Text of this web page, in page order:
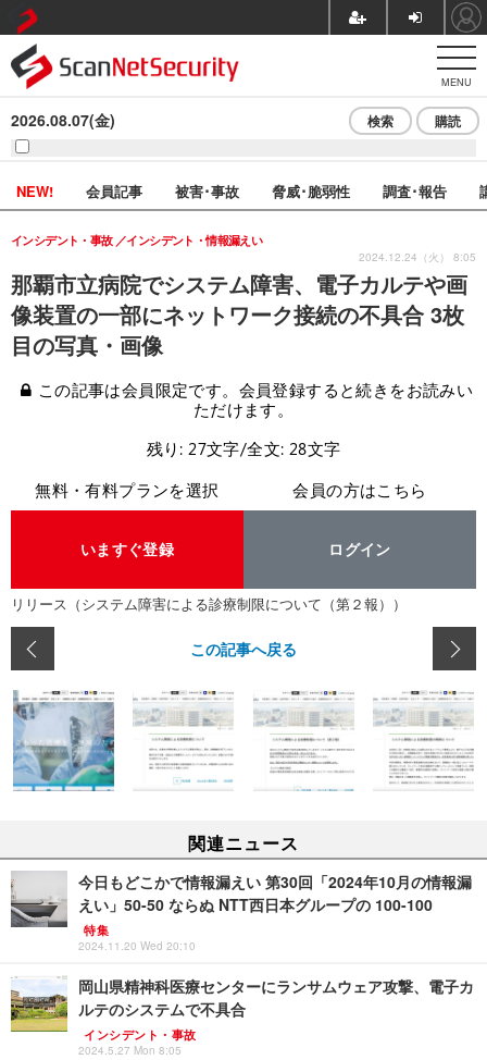
MENU
2026.08.07(金) 検索 購読
NEW! 会員記事 被害･事故 脅威･脆弱性 調査･報告
那覇市立病院でシステム障害、電子カルテや画
像装置の一部にネットワーク接続の不具合 3枚
目の写真・画像
インシデント・事故 インシデント・情報漏えい
2024.12.24（火） 8:05
この記事は会員限定です。会員登録すると続きをお読みい
ただけます。
残り: 27文字/全文: 28文字
無料・有料プランを選択
いますぐ登録
会員の方はこちら
ログイン
リリース（システム障害による診療制限について（第２報））
この記事へ戻る
関連ニュース
今日もどこかで情報漏えい 第30回「2024年10月の情報漏
えい」50-50 ならぬ NTT西日本グループの 100-100
特集
2024.11.20 Wed 20:10
岡山県精神科医療センターにランサムウェア攻撃、電子カ
ルテのシステムで不具合
インシデント・事故
2024.5.27 Mon 8:05